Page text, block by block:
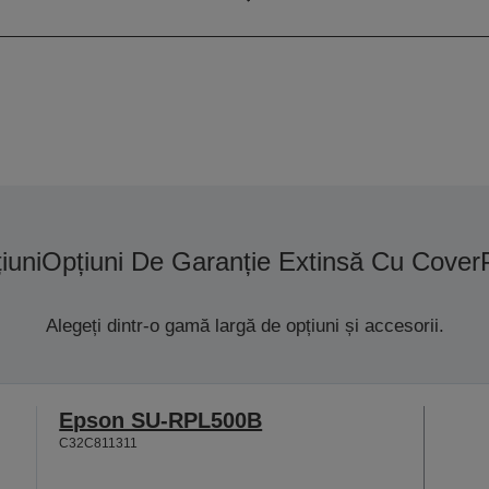
Opțiuni De Garanție Extinsă Cu
Alegeți dintr-o gamă largă de opțiuni și accesorii.
Epson SU-RPL500B
C32C811311